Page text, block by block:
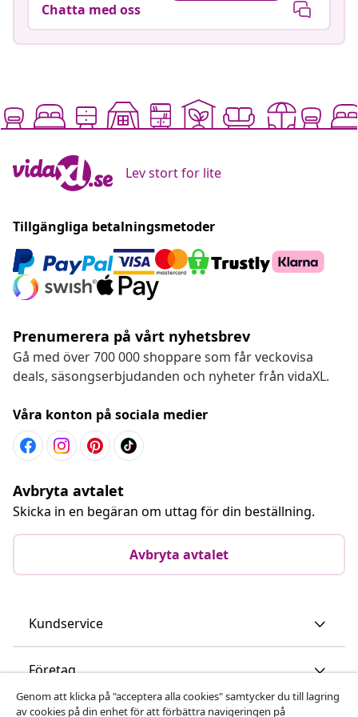
Chatta med oss
Lev stort for lite
Tillgängliga betalningsmetoder
Prenumerera på vårt nyhetsbrev
Gå med över 700 000 shoppare som får veckovisa
deals, säsongserbjudanden och nyheter från vidaXL.
Våra konton på sociala medier
Avbryta avtalet
Skicka in en begäran om uttag för din beställning.
Avbryta avtalet
Kundservice
Företag
Genom att klicka på "acceptera alla cookies" samtycker du till lagring
av cookies på din enhet för att förbättra navigeringen på